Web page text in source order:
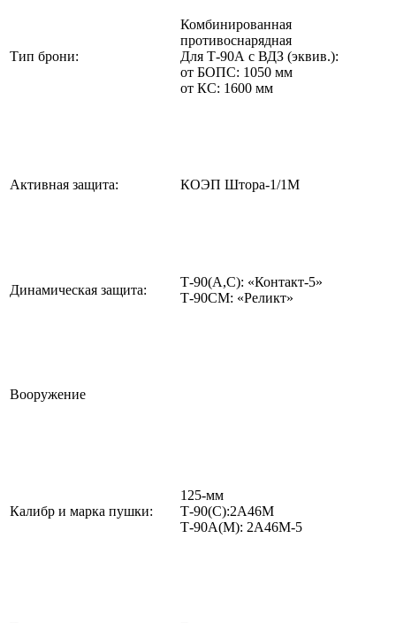
Тип брони:
Комбинированная
противоснарядная
Для Т-90А с ВДЗ (эквив.):
от БОПС: 1050 мм
от КС: 1600 мм
Активная защита: КОЭП Штора-1/1М
Динамическая защита:
Т-90(А,С): «Контакт-5»
Т-90СМ: «Реликт»
Вооружение
Калибр и марка пушки:
125-мм
Т-90(С):2А46М
Т-90А(М): 2А46М-5